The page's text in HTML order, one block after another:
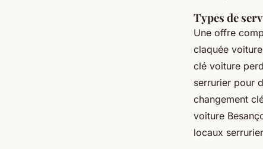
Types de
Une offre
claquée
clé voiture
serrurier pour
changement
voiture
locaux